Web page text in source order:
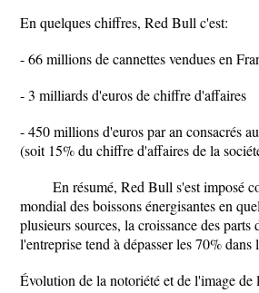
En quelques chiffres, Red Bull c'est:
- 66 millions de cannettes vendues en
- 3 milliards d'euros de chiffre d'affaires
- 450 millions d'euros par an consacrés
(soit 15% du chiffre d'affaires de la
En résumé, Red Bull s'est imposé
mondial des boissons énergisantes en
plusieurs sources, la croissance des parts
l'entreprise tend à dépasser les 70% dans
Évolution de la notoriété et de l'image de